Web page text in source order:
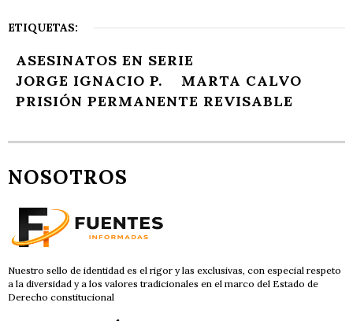
ETIQUETAS:
ASESINATOS EN SERIE
JORGE IGNACIO P.
MARTA CALVO
PRISIÓN PERMANENTE REVISABLE
NOSOTROS
Nuestro sello de identidad es el rigor y las exclusivas, con especial respeto
a la diversidad y a los valores tradicionales en el marco del Estado de
Derecho constitucional